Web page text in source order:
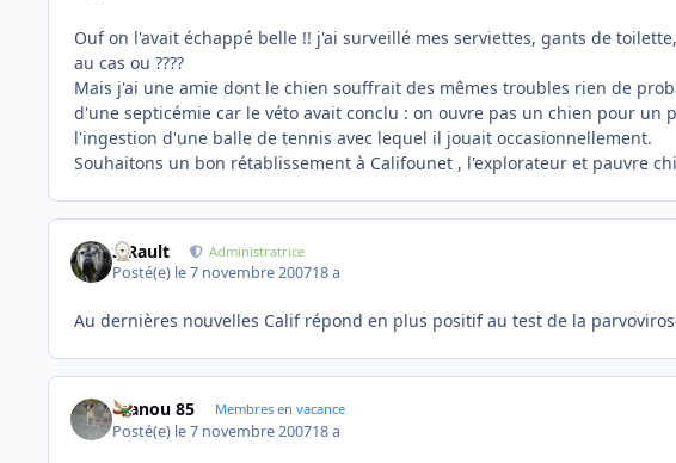
Ouf on l'avait échappé belle !! j'ai surveillé mes serviettes, gants de
au cas ou ????
Mais j'ai une amie dont le chien souffrait des mêmes troubles rien de
d'une septicémie car le véto avait conclu : on ouvre pas un chien pour
l'ingestion d'une balle de tennis avec lequel il jouait occasionnellement.
Souhaitons un bon rétablissement à Califounet , l'explorateur et pauvre
S.Rault Administratrice
Posté(e) le 7 novembre 200718 a
Au dernières nouvelles Calif répond en plus positif au test de la
manou 85 Membres en vacance
Posté(e) le 7 novembre 200718 a